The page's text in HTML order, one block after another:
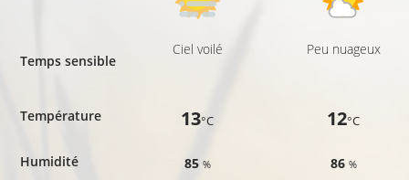
Temps sensible
Température
Humidité
Ciel voilé
13°C
85 %
Peu nuageux
12°C
86 %